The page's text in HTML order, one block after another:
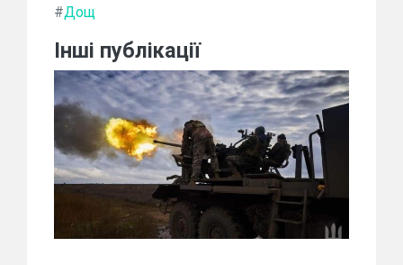
#Дощ
Інші публікації